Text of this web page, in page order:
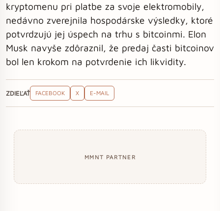
kryptomenu pri platbe za svoje elektromobily,
nedávno zverejnila hospodárske výsledky, ktoré
potvrdzujú jej úspech na trhu s bitcoinmi. Elon
Musk navyše zdôraznil, že predaj časti bitcoinov
bol len krokom na potvrdenie ich likvidity.
ZDIEĽAŤ FACEBOOK X E-MAIL
MMNT PARTNER